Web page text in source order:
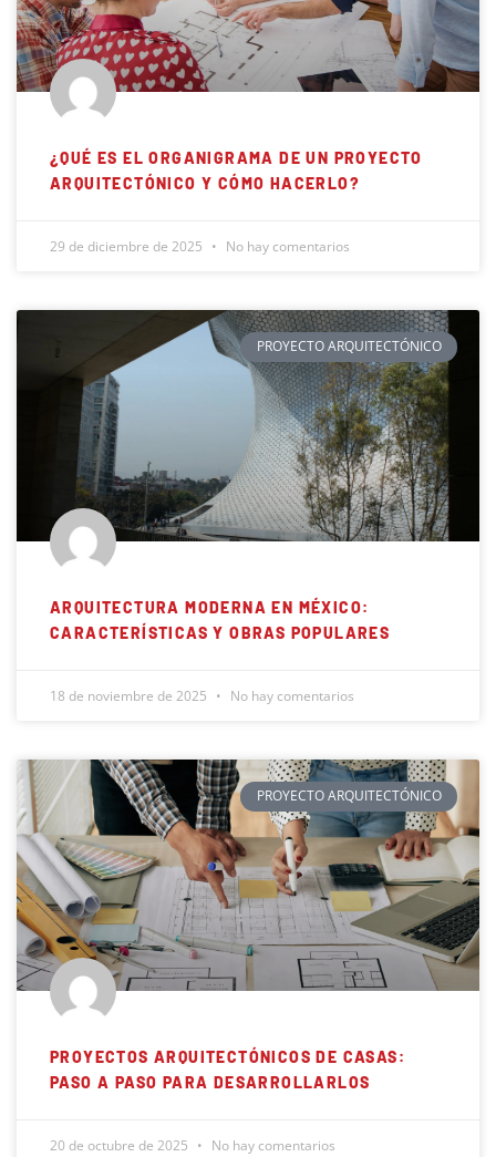
¿QUÉ ES EL ORGANIGRAMA DE UN PROYECTO
ARQUITECTÓNICO Y CÓMO HACERLO?
29 de diciembre de 2025 No hay comentarios
PROYECTO ARQUITECTÓNICO
ARQUITECTURA MODERNA EN MÉXICO:
CARACTERÍSTICAS Y OBRAS POPULARES
18 de noviembre de 2025 No hay comentarios
PROYECTO ARQUITECTÓNICO
PROYECTOS ARQUITECTÓNICOS DE CASAS:
PASO A PASO PARA DESARROLLARLOS
20 de octubre de 2025 No hay comentarios